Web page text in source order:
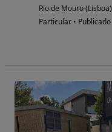
Rio de Mouro (Lisboa)
Particular • Publicado